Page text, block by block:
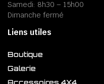
Samedi: 8h30 – 15h00
Dimanche fermé
Liens utiles
Boutique
Galerie
Accessoires 4X4